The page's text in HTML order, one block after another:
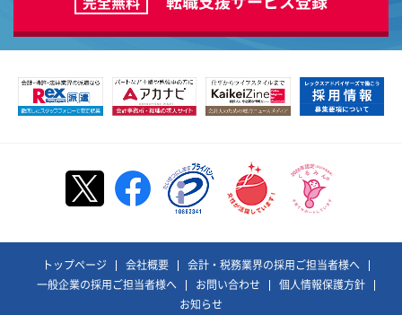
トップページ 会社概要
会計・税務業界の採用ご担当者様へ
一般企業の採用ご担当者様へ
お問い合わせ
個人情報保護方針
お知らせ